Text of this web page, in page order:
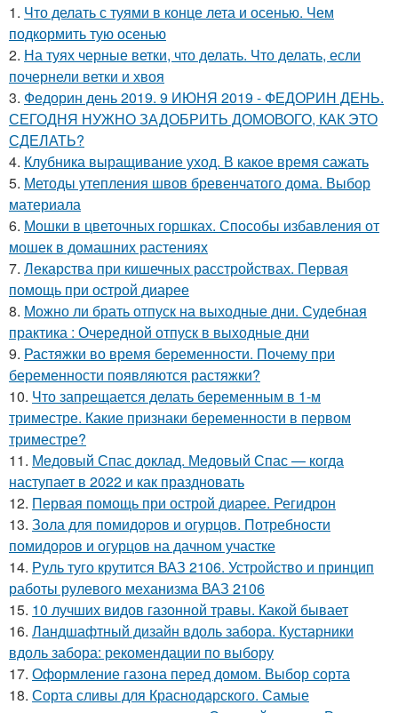
1. Что делать с туями в конце лета и осенью. Чем
подкормить тую осенью
2. На туях черные ветки, что делать. Что делать, если
почернели ветки и хвоя
3. Федорин день 2019. 9 ИЮНЯ 2019 - ФЕДОРИН ДЕНЬ.
СЕГОДНЯ НУЖНО ЗАДОБРИТЬ ДОМОВОГО, КАК ЭТО
СДЕЛАТЬ?
4. Клубника выращивание уход. В какое время сажать
5. Методы утепления швов бревенчатого дома. Выбор
материала
6. Мошки в цветочных горшках. Способы избавления от
мошек в домашних растениях
7. Лекарства при кишечных расстройствах. Первая
помощь при острой диарее
8. Можно ли брать отпуск на выходные дни. Судебная
практика : Очередной отпуск в выходные дни
9. Растяжки во время беременности. Почему при
беременности появляются растяжки?
10. Что запрещается делать беременным в 1-м
триместре. Какие признаки беременности в первом
триместре?
11. Медовый Спас доклад. Медовый Спас — когда
наступает в 2022 и как праздновать
12. Первая помощь при острой диарее. Регидрон
13. Зола для помидоров и огурцов. Потребности
помидоров и огурцов на дачном участке
14. Руль туго крутится ВАЗ 2106. Устройство и принцип
работы рулевого механизма ВАЗ 2106
15. 10 лучших видов газонной травы. Какой бывает
16. Ландшафтный дизайн вдоль забора. Кустарники
вдоль забора: рекомендации по выбору
17. Оформление газона перед домом. Выбор сорта
18. Сорта сливы для Краснодарского. Самые